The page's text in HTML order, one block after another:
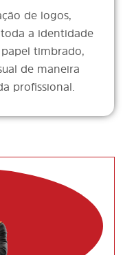
de logos,
a identidade
timbrado,
de maneira
profissional.